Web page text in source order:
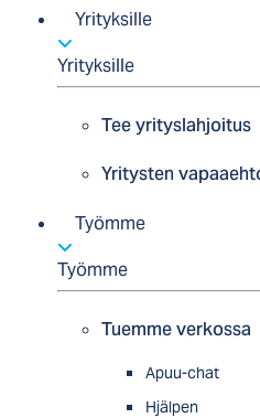
Yrityksille
Yrityksille
Tee yrityslahjoitus
Yritysten
Työmme
Työmme
Tuemme verkossa
Apuu-chat
Hjälpen